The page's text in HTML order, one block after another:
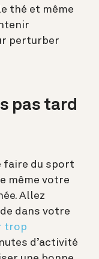
thé et même
perturber
pas tard
faire du sport
même votre
Allez
dans votre
trop
d’activité